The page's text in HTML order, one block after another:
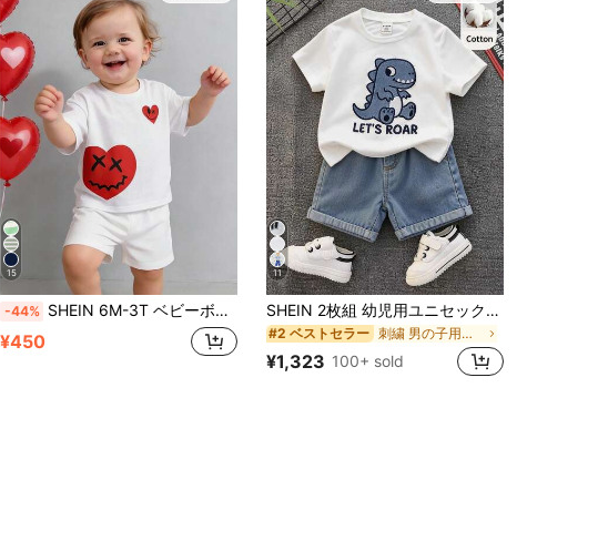
15
-44% SHEIN 6M-3T ベビーボーイ ハート&フェイス プリント ホワイト クルーネック ニット 半袖Tシャツ&ウエスト ゴム ショーツ セット、バレンタインデー 要素、乳児&幼児アウトフィット、ソフト&ストレッチ、ホリデーの集まり、カジュアルな外出に適しています。ホワイト ベビーボーイ服 バレンタインデー ベビー服 かわいい幼児セット
¥450
11
SHEIN 2枚組 幼児用ユニセックスベビーボーイ/ガール カジュアル かわいい恐竜刺繍半袖Tシャツとデニムショーツセット、ベビーボーイアウトフィット、ベビーボーイ夏服、ストリートウェア
#2 ベストセラー 刺繍 男の子用ベビーセット
¥1,323 100+ sold